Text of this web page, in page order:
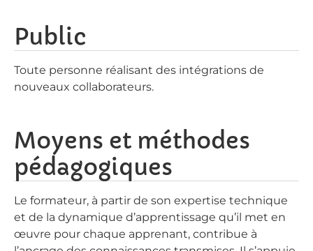
Public
Toute personne réalisant des intégrations de
nouveaux collaborateurs.
Moyens et méthodes
pédagogiques
Le formateur, à partir de son expertise technique
et de la dynamique d’apprentissage qu’il met en
œuvre pour chaque apprenant, contribue à